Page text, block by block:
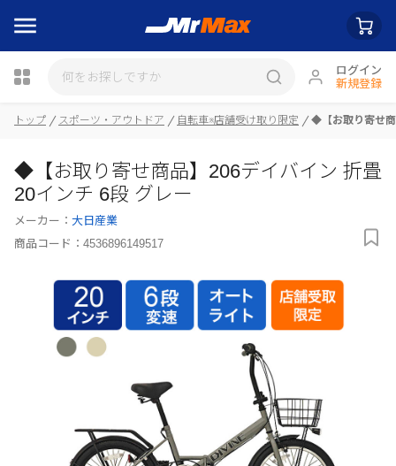
ログイン
新規登録
瓶詰
トップ スポーツ・アウトドア 自転車※店舗受け取り限定 ◆【お取り寄せ
◆【お取り寄せ商品】206デイバイン 折畳
20インチ 6段 グレー
メーカー： 大日産業
商品コード： 4536896149517